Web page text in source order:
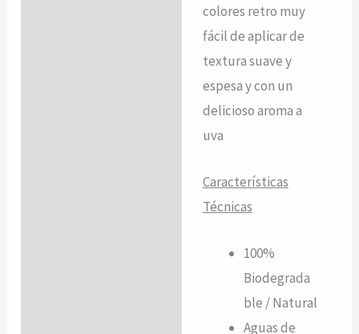
colores retro muy
fácil de aplicar de
textura suave y
espesa y con un
delicioso aroma a
uva
Características
Técnicas
100%
Biodegrada
ble / Natural
Aguas de